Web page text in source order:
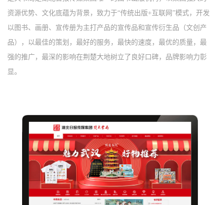
资源优势、文化底蕴为背景，致力于“传统出版+互联网”模式，开发
以图书、画册、宣传册为主打产品的宣传品和宣传衍生品（文创产
品），以最佳的策划，最好的服务，最快的速度，最优的质量，最
强的推广，最深的影响在荆楚大地树立了良好口碑，品牌影响力彰
显。